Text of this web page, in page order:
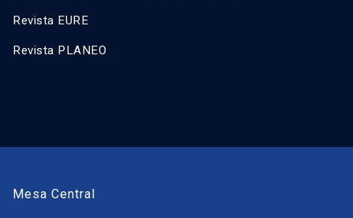
Revista EURE
Revista PLANEO
Mesa Central